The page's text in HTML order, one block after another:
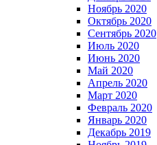
Ноябрь 2020
Октябрь 2020
Сентябрь 2020
Июль 2020
Июнь 2020
Май 2020
Апрель 2020
Март 2020
Февраль 2020
Январь 2020
Декабрь 2019